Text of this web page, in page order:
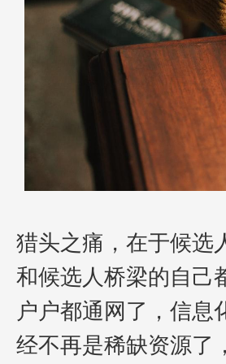
猎头之痛，在于候选
和候选人桥梁的自己
户户都通网了，信息
经不再是稀缺资源了